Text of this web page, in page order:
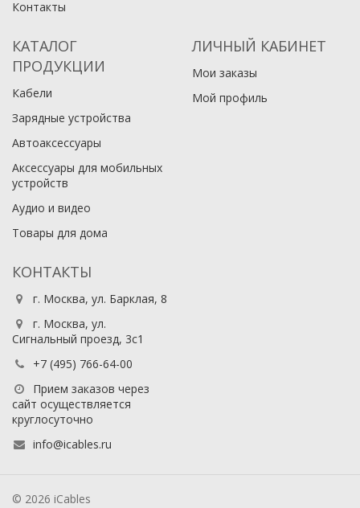
Контакты
КАТАЛОГ
ПРОДУКЦИИ
Кабели
Зарядные устройства
Автоаксессуары
Аксессуары для мобильных
устройств
Аудио и видео
Товары для дома
ЛИЧНЫЙ КАБИНЕТ
Мои заказы
Мой профиль
КОНТАКТЫ
г. Москва, ул. Барклая, 8
г. Москва, ул.
Сигнальный проезд, 3с1
+7 (495) 766-64-00​
Прием заказов через
сайт осуществляется
круглосуточно
info@icables.ru
© 2026 iCables